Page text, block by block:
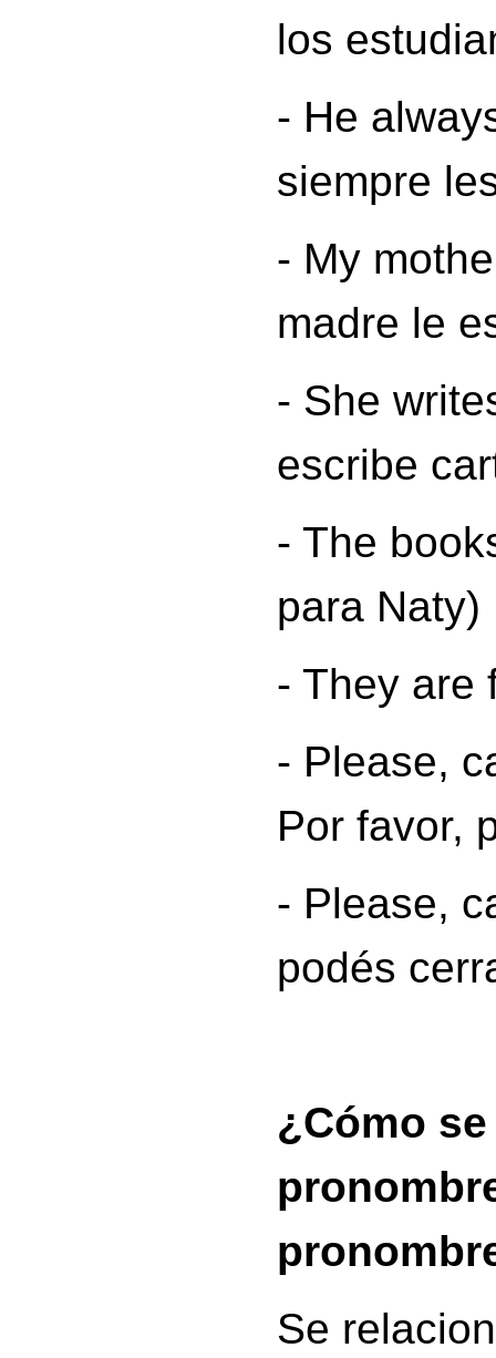
los
- He
siempre
- My
madre le
- She
escribe
- The
para Naty)
- They are
- Please,
Por favor,
- Please,
podés
¿Cómo
Se